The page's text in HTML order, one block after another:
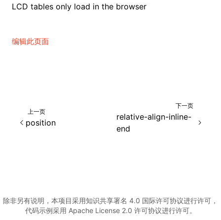
LCD tables only load in the browser
编辑此页面
上一页
position
下一页
relative-align-inline-
end
除非另有说明，本项目采用知识共享署名 4.0 国际许可协议进行许可，
代码示例采用 Apache License 2.0 许可协议进行许可。